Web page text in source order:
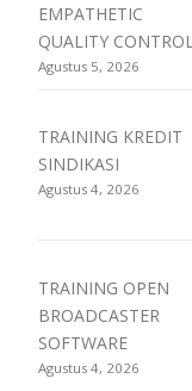
EMPATHETIC
QUALITY CONTROL
Agustus 5, 2026
TRAINING KREDIT
SINDIKASI
Agustus 4, 2026
TRAINING OPEN
BROADCASTER
SOFTWARE
Agustus 4, 2026